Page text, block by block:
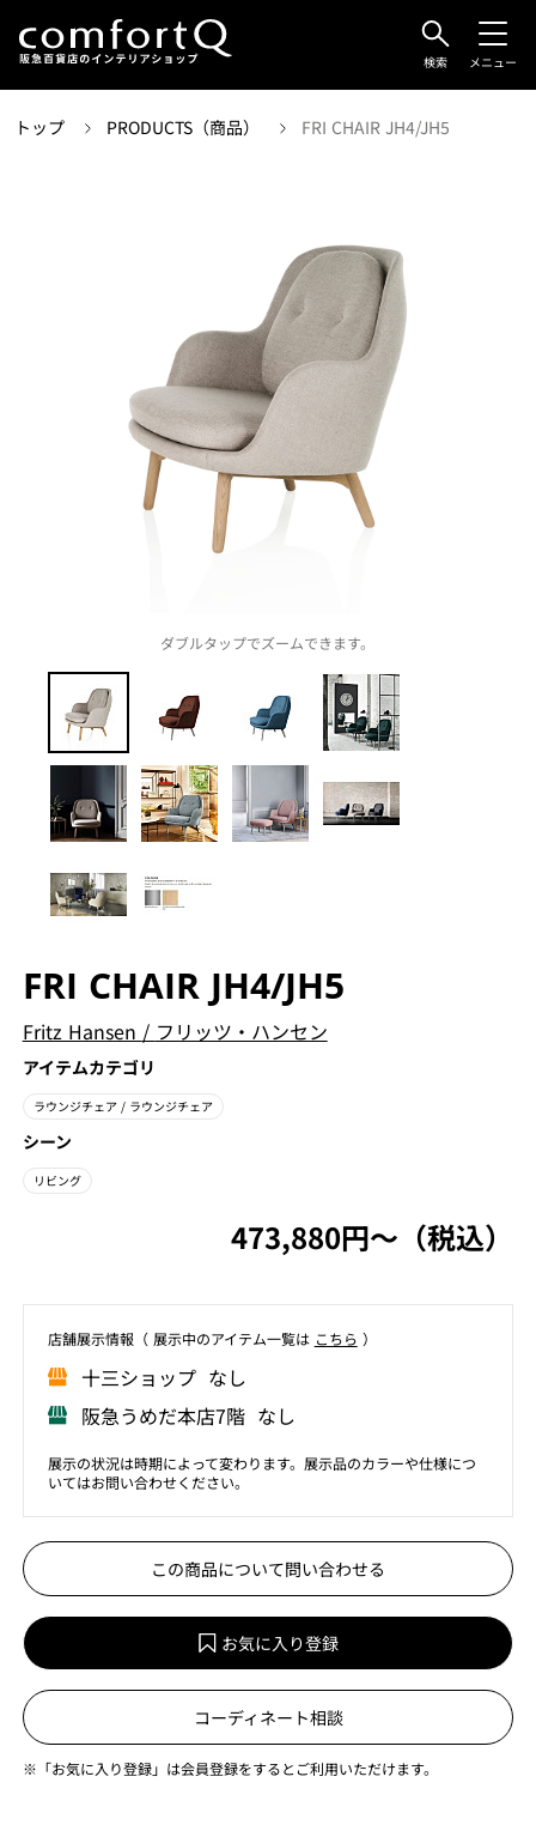
検索 メニュー
トップ PRODUCTS（商品） FRI CHAIR JH4/JH5
ダブルタップでズームできます。
FRI CHAIR JH4/JH5
Fritz Hansen / フリッツ・ハンセン
アイテムカテゴリ
ラウンジチェア / ラウンジチェア
シーン
リビング
473,880円〜（税込）
店舗展⽰情報（ 展⽰中のアイテム⼀覧は こちら ）
⼗三ショップ なし
阪急うめだ本店7階 なし
展示の状況は時期によって変わります。展示品のカラーや仕様につ
いてはお問い合わせください。
この商品について問い合わせる
お気に入り登録
コーディネート相談
※「お気に入り登録」は会員登録をするとご利用いただけます。